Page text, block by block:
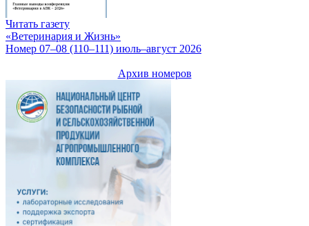
Читать газету
«Ветеринария и Жизнь»
Номер 07–08 (110–111) июль–август 2026
Архив номеров